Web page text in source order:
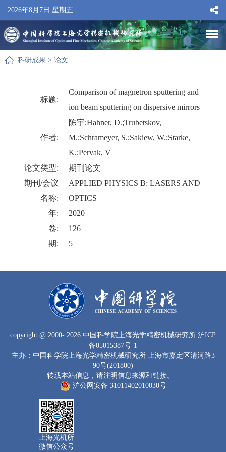
2026年8月7日 星期五
科研成果 > 论文
标题:
Comparison of magnetron sputtering and
ion beam sputtering on dispersive mirrors
作者:
陈宇;Hahner, D.;Trubetskov,
M.;Schrameyer, S.;Sakiew, W.;Starke,
K.;Pervak, V
论文类型:
期刊论文
期刊/会议
名称:
APPLIED PHYSICS B: LASERS AND
OPTICS
年:
2020
卷:
126
期:
5
copyright @ 2000- 2026 中国科学院上海光学精密机械研究所 沪ICP
备05015387号-1
主办：中国科学院上海光学精密机械研究所 上海市嘉定区清河路3
90号(201800)
转载本站信息，请注明信息来源和链接。
沪公网安备 31011402010030号
上海光机所
微信公众号